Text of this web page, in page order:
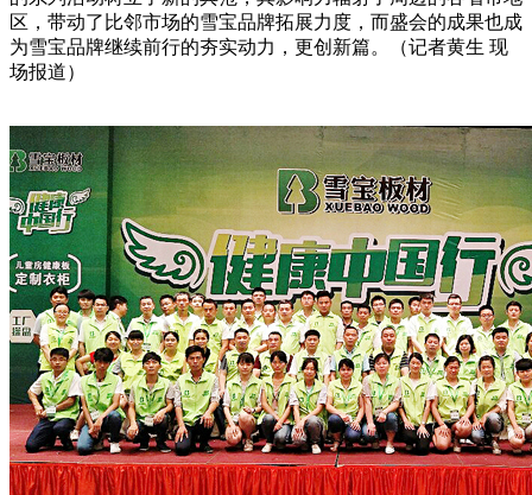
区，带动了比邻市场的雪宝品牌拓展力度，而盛会的成果也成
为雪宝品牌继续前行的夯实动力，更创新篇。（记者黄生 现
场报道）